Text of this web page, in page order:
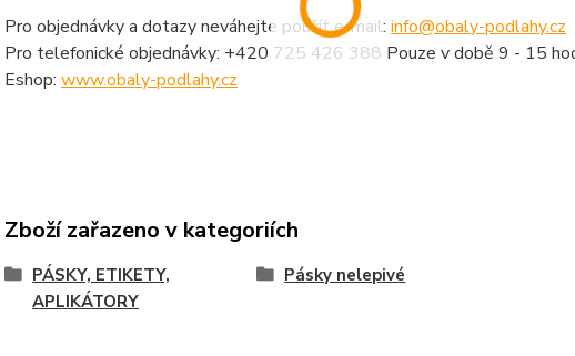
Pro objednávky a dotazy neváhejte použít e-mail: info@obaly-podlahy.cz
Pro telefonické objednávky: +420 725 426 388 Pouze v době 9 - 15
Eshop: www.obaly-podlahy.cz
Zboží zařazeno v kategoriích
PÁSKY, ETIKETY,
APLIKÁTORY
Pásky nelepivé